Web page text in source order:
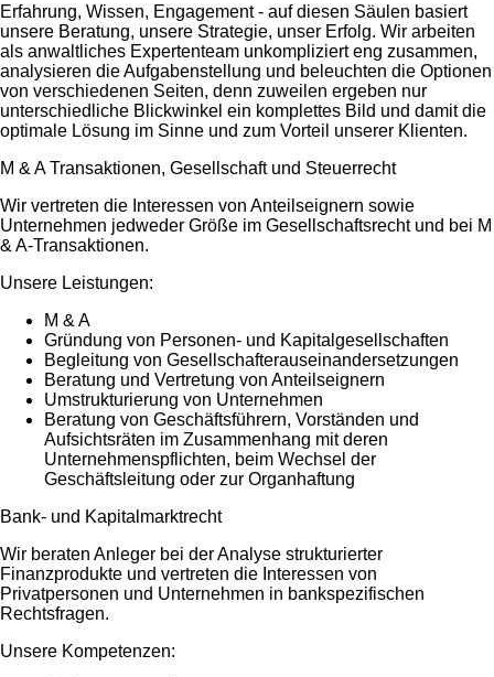
Erfahrung, Wissen, Engagement - auf diesen Säulen basiert
unsere Beratung, unsere Strategie, unser Erfolg. Wir arbeiten
als anwaltliches Expertenteam unkompliziert eng zusammen,
analysieren die Aufgabenstellung und beleuchten die Optionen
von verschiedenen Seiten, denn zuweilen ergeben nur
unterschiedliche Blickwinkel ein komplettes Bild und damit die
optimale Lösung im Sinne und zum Vorteil unserer Klienten.
M & A Transaktionen, Gesellschaft und Steuerrecht
Wir vertreten die Interessen von Anteilseignern sowie
Unternehmen jedweder Größe im Gesellschaftsrecht und bei M
& A-Transaktionen.
Unsere Leistungen:
M & A
Gründung von Personen- und Kapitalgesellschaften
Begleitung von Gesellschafterauseinandersetzungen
Beratung und Vertretung von Anteilseignern
Umstrukturierung von Unternehmen
Beratung von Geschäftsführern, Vorständen und
Aufsichtsräten im Zusammenhang mit deren
Unternehmenspflichten, beim Wechsel der
Geschäftsleitung oder zur Organhaftung
Bank- und Kapitalmarktrecht
Wir beraten Anleger bei der Analyse strukturierter
Finanzprodukte und vertreten die Interessen von
Privatpersonen und Unternehmen in bankspezifischen
Rechtsfragen.
Unsere Kompetenzen: